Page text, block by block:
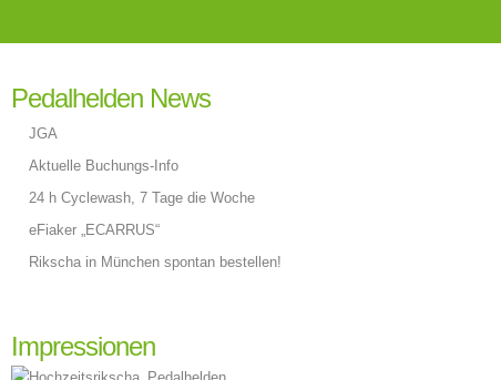
Pedalhelden News
JGA
Aktuelle Buchungs-Info
24 h Cyclewash, 7 Tage die Woche
eFiaker „ECARRUS“
Rikscha in München spontan bestellen!
Impressionen